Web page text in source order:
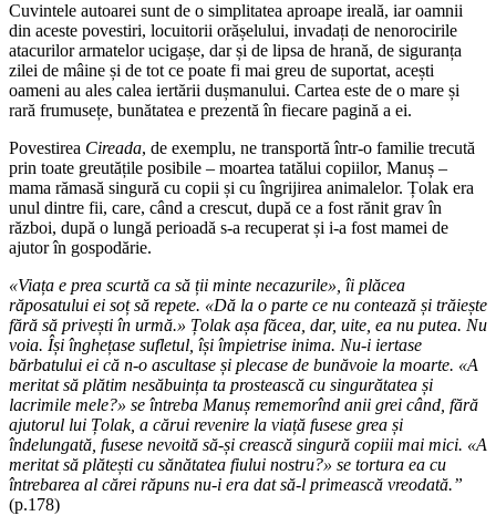
Cuvintele autoarei sunt de o simplitatea aproape ireală, iar oamnii
din aceste povestiri, locuitorii orășelului, invadați de nenorocirile
atacurilor armatelor ucigașe, dar și de lipsa de hrană, de siguranța
zilei de mâine și de tot ce poate fi mai greu de suportat, acești
oameni au ales calea iertării dușmanului. Cartea este de o mare și
rară frumusețe, bunătatea e prezentă în fiecare pagină a ei.
Povestirea Cireada, de exemplu, ne transportă într-o familie trecută
prin toate greutățile posibile – moartea tatălui copiilor, Manuș –
mama rămasă singură cu copii și cu îngrijirea animalelor. Țolak era
unul dintre fii, care, când a crescut, după ce a fost rănit grav în
război, după o lungă perioadă s-a recuperat și i-a fost mamei de
ajutor în gospodărie.
«Viața e prea scurtă ca să ții minte necazurile», îi plăcea
răposatului ei soț să repete. «Dă la o parte ce nu contează și trăiește
fără să privești în urmă.» Țolak așa făcea, dar, uite, ea nu putea. Nu
voia. Își înghețase sufletul, își împietrise inima. Nu-i iertase
bărbatului ei că n-o ascultase și plecase de bunăvoie la moarte. «A
meritat să plătim nesăbuința ta prostească cu singurătatea și
lacrimile mele?» se întreba Manuș rememorînd anii grei când, fără
ajutorul lui Țolak, a cărui revenire la viață fusese grea și
îndelungată, fusese nevoită să-și crească singură copiii mai mici. «A
meritat să plătești cu sănătatea fiului nostru?» se tortura ea cu
întrebarea al cărei răpuns nu-i era dat să-l primească vreodată.”
(p.178)